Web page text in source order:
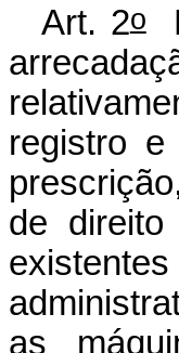
Art. 2o
registro
de direito
as